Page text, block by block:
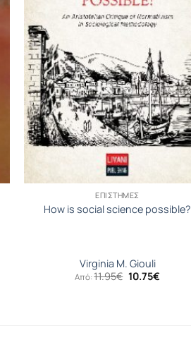
ΕΠΙΣΤΉΜΕΣ
How is social science possible?
Virginia M. Giouli
Από:11.95€ Original
price
10.75€Η